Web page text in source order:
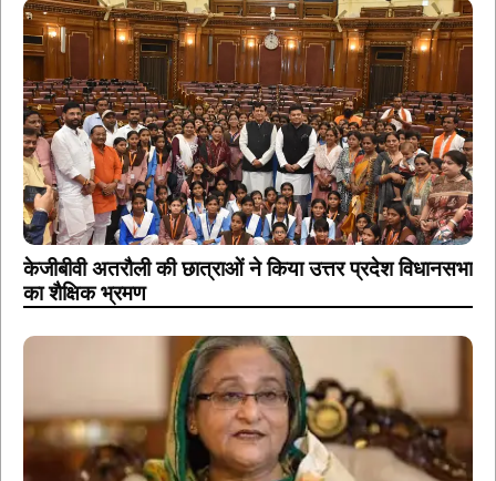
केजीबीवी अतरौली की छात्राओं ने किया उत्तर प्रदेश विधानसभा
का शैक्षिक भ्रमण